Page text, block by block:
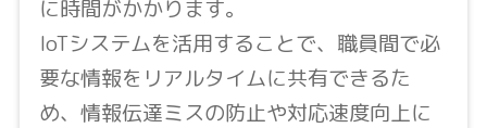
に時間がかかります。
IoTシステムを活用することで、職員間で必
要な情報をリアルタイムに共有できるた
め、情報伝達ミスの防止や対応速度向上に